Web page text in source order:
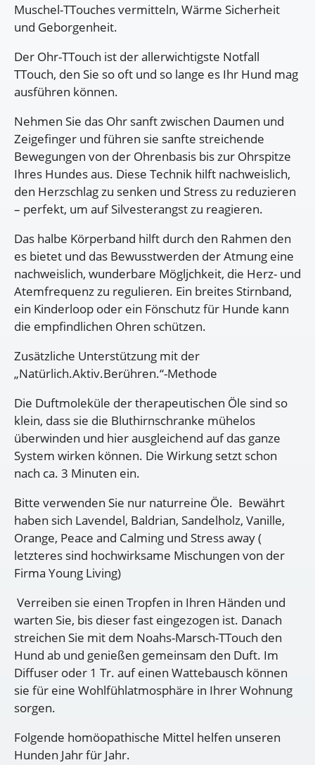
Muschel-TTouches vermitteln, Wärme Sicherheit
und Geborgenheit.
Der Ohr-TTouch ist der allerwichtigste Notfall
TTouch, den Sie so oft und so lange es Ihr Hund mag
ausführen können.
Nehmen Sie das Ohr sanft zwischen Daumen und
Zeigefinger und führen sie sanfte streichende
Bewegungen von der Ohrenbasis bis zur Ohrspitze
Ihres Hundes aus. Diese Technik hilft nachweislich,
den Herzschlag zu senken und Stress zu reduzieren
– perfekt, um auf Silvesterangst zu reagieren.
Das halbe Körperband hilft durch den Rahmen den
es bietet und das Bewusstwerden der Atmung eine
nachweislich, wunderbare Mögljchkeit, die Herz- und
Atemfrequenz zu regulieren. Ein breites Stirnband,
ein Kinderloop oder ein Fönschutz für Hunde kann
die empfindlichen Ohren schützen.
Zusätzliche Unterstützung mit der
„Natürlich.Aktiv.Berühren.“-Methode
Die Duftmoleküle der therapeutischen Öle sind so
klein, dass sie die Bluthirnschranke mühelos
überwinden und hier ausgleichend auf das ganze
System wirken können. Die Wirkung setzt schon
nach ca. 3 Minuten ein.
Bitte verwenden Sie nur naturreine Öle. Bewährt
haben sich Lavendel, Baldrian, Sandelholz, Vanille,
Orange, Peace and Calming und Stress away (
letzteres sind hochwirksame Mischungen von der
Firma Young Living)
Verreiben sie einen Tropfen in Ihren Händen und
warten Sie, bis dieser fast eingezogen ist. Danach
streichen Sie mit dem Noahs-Marsch-TTouch den
Hund ab und genießen gemeinsam den Duft. Im
Diffuser oder 1 Tr. auf einen Wattebausch können
sie für eine Wohlfühlatmosphäre in Ihrer Wohnung
sorgen.
Folgende homöopathische Mittel helfen unseren
Hunden Jahr für Jahr.